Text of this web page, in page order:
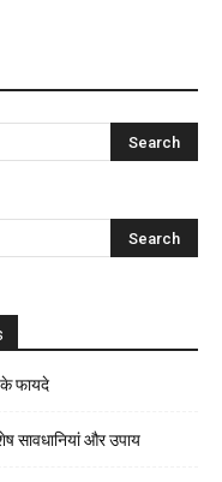
के फायदे
सावधानियां और उपाय